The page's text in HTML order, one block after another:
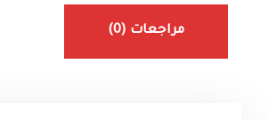
مراجعات (0)